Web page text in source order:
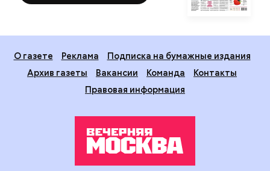
О газете Реклама
Подписка на бумажные издания
Архив газеты
Вакансии Команда
Контакты
Правовая информация